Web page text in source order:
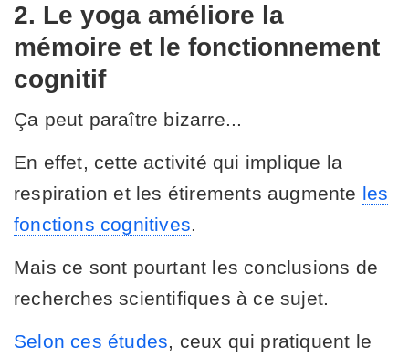
2. Le yoga améliore la
mémoire et le fonctionnement
cognitif
Ça peut paraître bizarre...
En effet, cette activité qui implique la
respiration et les étirements augmente les
fonctions cognitives.
Mais ce sont pourtant les conclusions de
recherches scientifiques à ce sujet.
Selon ces études, ceux qui pratiquent le